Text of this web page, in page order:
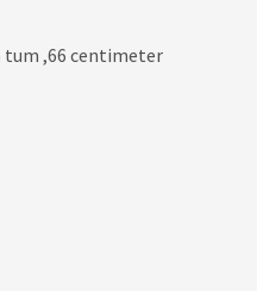
tum ,66 centimeter